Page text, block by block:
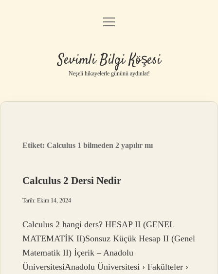
Anasayfa
Yasal Uyarı
menüyü
Sevimli Bilgi Köşesi
Neşeli hikayelerle gününü aydınlat!
Etiket:Calculus 1 bilmeden 2 yapılır mı
Calculus 2 Dersi Nedir
Tarih: Ekim 14, 2024
Calculus 2 hangi ders? HESAP II (GENEL
MATEMATİK II)Sonsuz Küçük Hesap II (Genel
Matematik II) İçerik – Anadolu
ÜniversitesiAnadolu Üniversitesi › Fakülteler ›